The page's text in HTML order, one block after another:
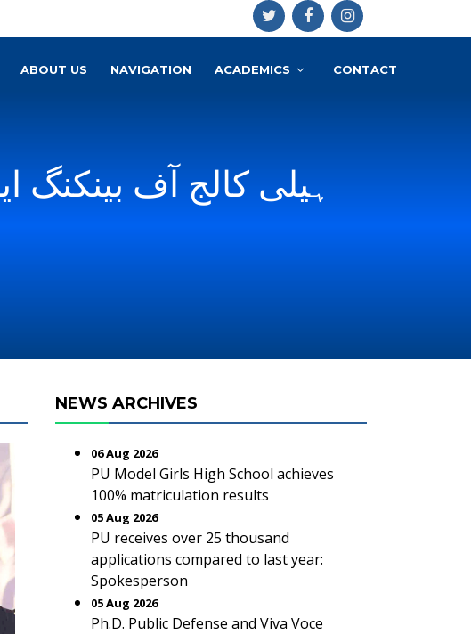
ABOUT US NAVIGATION ACADEMICS CONTACT
ہیلی کالج آف بینکنگ
NEWS ARCHIVES
06 Aug 2026
PU Model Girls High School achieves
100% matriculation results
05 Aug 2026
PU receives over 25 thousand
applications compared to last year:
Spokesperson
05 Aug 2026
Ph.D. Public Defense and Viva Voce